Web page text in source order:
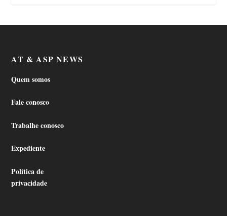
AT & ASP NEWS
Quem somos
Fale conosco
Trabalhe conosco
Expediente
Política de
privacidade